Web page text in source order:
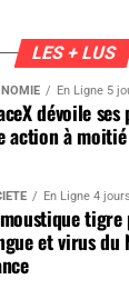
LES + LUS
En Ligne 5
dévoile
action à
En Ligne 4 jours
et virus du